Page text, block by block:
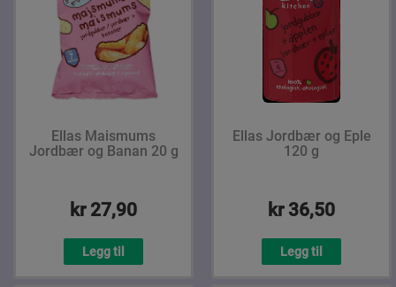
Ellas Maismums
Jordbær og Banan 20 g
kr 27,90
Legg til
Ellas Jordbær og Eple
120 g
kr 36,50
Legg til